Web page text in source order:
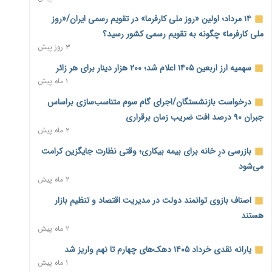
۷ ساعت پیش
وام بدون رتبه اعتباری؛ صندوق کارآفرینی امید از حمایت متفاوت
ناترازی برق ۳۰ درصد کاهش یافت؛ وعده وزارت نیرو برای رفع
محدودیت صنایع
ورود بخش خصوصی به حکمرانی اشتغال؛ «یاوران پیشرفت»
امسال گسترده‌تر می‌شود
مطالبه کارگران جنوب برای پرداخت «حق جنگ»؛ از نفت و گاز تا
شبکه برق
حساب‌های شرکت ملی نفت در بانک صنعت و معدن مسدود
شد؛ بدهی یک میلیارد دلاری
۱۴ مرداد؛ اولین «روز ملی کارفرما» در تقویم رسمی ایران/«روز
ملی کارفرما» چگونه به تقویم رسمی کشور رسید؟
۳ روز پیش
سهمیه ارز اربعین ۱۴۰۵ اعلام شد؛ ۲۰۰ هزار دینار برای هر زائر
۱ ماه پیش
درخواست بازنشستگان/اجرای گام سوم متناسب‌سازی براساس
جبران ۹۰ درصد افت ضریب زمان برقراری
۲ ماه پیش
بازرسی درِ خانه برای بیمه بیکاری؛ وقتی نظارت جایگزین کرامت
می‌شود
۲ ماه پیش
اصناف بازوی توانمند دولت در مدیریت اقتصاد و تنظیم بازار
هستند
۲ ماه پیش
یارانه نقدی خرداد ۱۴۰۵ دهک‌های چهارم تا نهم واریز شد
۱ ماه پیش